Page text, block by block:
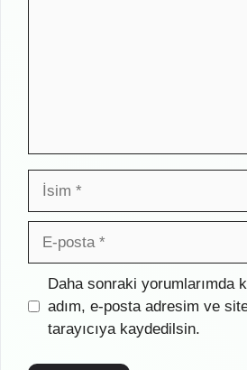
İsim
posta
İnternet
sitesi
Daha sonraki yorumlarımda
adım, e-posta adresim ve
tarayıcıya kaydedilsin.